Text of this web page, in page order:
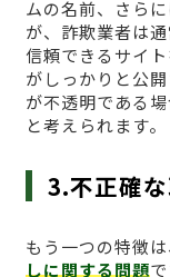
ムの名前、さら
が、詐欺業者は
信頼できるサイ
がしっかりと公
が不透明である
と考えられます。
3.不正確
もう一つの特徴は
しに関する問題